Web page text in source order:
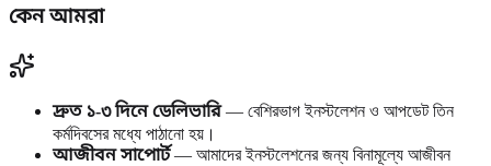
কেন আমরা
দ্রুত ১-৩ দিনে ডেলিভারি— বেশিরভাগ ইনস্টলেশন ও আপডেট তিন
কর্মদিবসের মধ্যে পাঠানো হয়।
আজীবন সাপোর্ট— আমাদের ইনস্টলেশনের জন্য বিনামূল্যে আজীবন